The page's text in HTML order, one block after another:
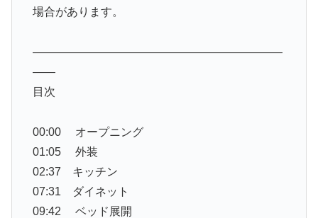
場合があります。
——————————————————————
——
目次
00:00 オープニング
01:05 外装
02:37 キッチン
07:31 ダイネット
09:42 ベッド展開